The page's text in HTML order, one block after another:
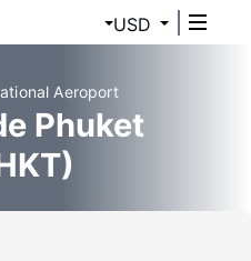
USD
Aeroport
Phuket